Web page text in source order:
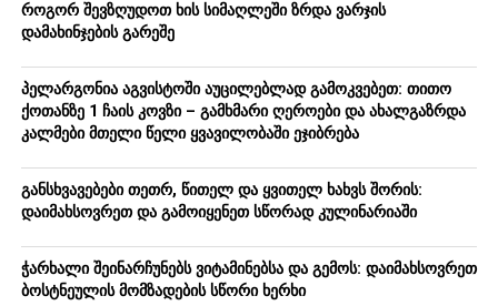
როგორ შევზღუდოთ ხის სიმაღლეში ზრდა ვარჯის
დამახინჯების გარეშე
პელარგონია აგვისტოში აუცილებლად გამოკვებეთ: თითო
ქოთანზე 1 ჩაის კოვზი – გამხმარი ღეროები და ახალგაზრდა
კალმები მთელი წელი ყვავილობაში ეჯიბრება
განსხვავებები თეთრ, წითელ და ყვითელ ხახვს შორის:
დაიმახსოვრეთ და გამოიყენეთ სწორად კულინარიაში
ჭარხალი შეინარჩუნებს ვიტამინებსა და გემოს: დაიმახსოვრეთ
ბოსტნეულის მომზადების სწორი ხერხი